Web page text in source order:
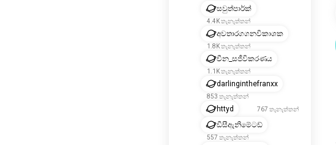
සවුත්පාර්ක්
4.4K තැනැත්තන්
අවතාරගගනවිකාශක
1.8K තැනැත්තන්
චීන_සජීවිකරණය
1.1K තැනැත්තන්
darlinginthefranxx
853 තැනැත්තන්
httyd 767 තැනැත්තන්
ඩීසීඇනිමේටඩ්
557 තැනැත්තන්